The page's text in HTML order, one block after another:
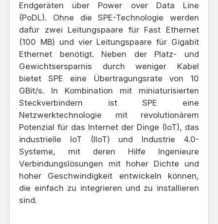
Endgeräten über Power over Data Line
(PoDL). Ohne die SPE-Technologie werden
dafür zwei Leitungspaare für Fast Ethernet
(100 MB) und vier Leitungspaare für Gigabit
Ethernet benötigt. Neben der Platz- und
Gewichtsersparnis durch weniger Kabel
bietet SPE eine Übertragungsrate von 10
GBit/s. In Kombination mit miniaturisierten
Steckverbindern ist SPE eine
Netzwerktechnologie mit revolutionärem
Potenzial für das Internet der Dinge (IoT), das
industrielle IoT (IIoT) und Industrie 4.0-
Systeme, mit deren Hilfe Ingenieure
Verbindungslösungen mit hoher Dichte und
hoher Geschwindigkeit entwickeln können,
die einfach zu integrieren und zu installieren
sind.